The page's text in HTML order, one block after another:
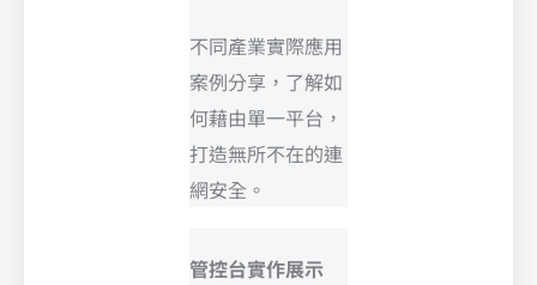
不同產業實際應用
案例分享，了解如
何藉由單一平台，
打造無所不在的連
網安全。
管控台實作展示